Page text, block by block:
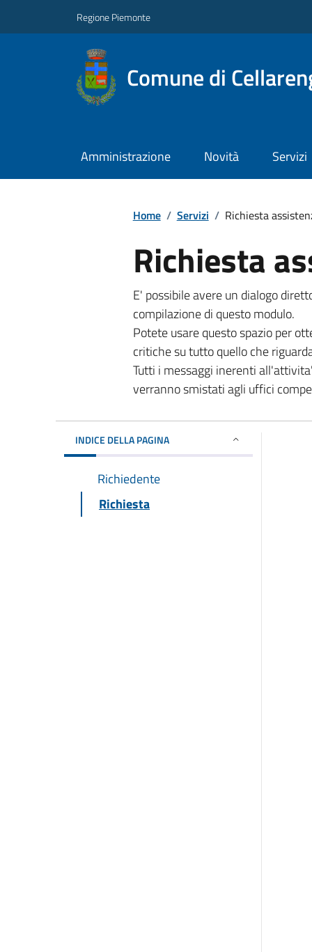
Regione Piemonte
Comune di
Amministrazione Novità Servizi
Home / Servizi / Richiesta
Richiesta
E' possibile avere un dialogo
compilazione di questo modulo.
Potete usare questo spazio per
critiche su tutto quello che
Tutti i messaggi inerenti
verranno smistati agli uffici
INDICE DELLA PAGINA
Richiedente
Richiesta